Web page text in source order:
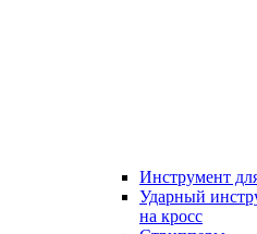
Инструмент
Ударный
на кросс